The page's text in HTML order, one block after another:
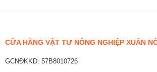
CỬA HÀNG VẬT TƯ NÔNG NGHIỆP XUÂN
GCNĐKKD: 57B8010726